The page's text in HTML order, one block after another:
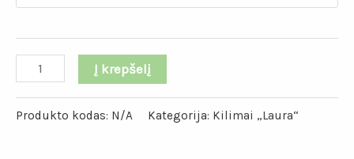
Į krepšelį
Produkto kodas: N/A Kategorija: Kilimai „Laura“